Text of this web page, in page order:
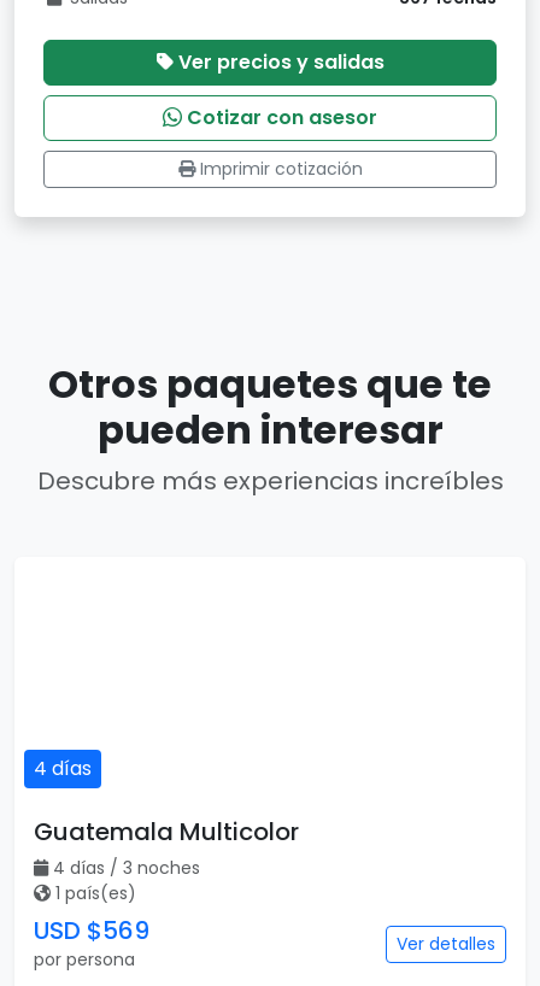
Ver precios y salidas
Cotizar con asesor
Imprimir cotización
Otros paquetes que te
pueden interesar
Descubre más experiencias increíbles
4 días
Guatemala Multicolor
4 días / 3 noches
1 país(es)
USD $569
por persona
Ver detalles